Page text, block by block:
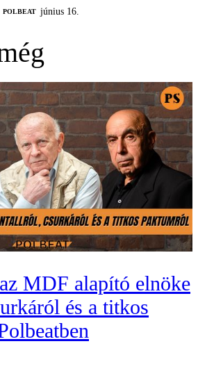
‎POLBEAT június 16.
MDF alapító elnöke
és a titkos